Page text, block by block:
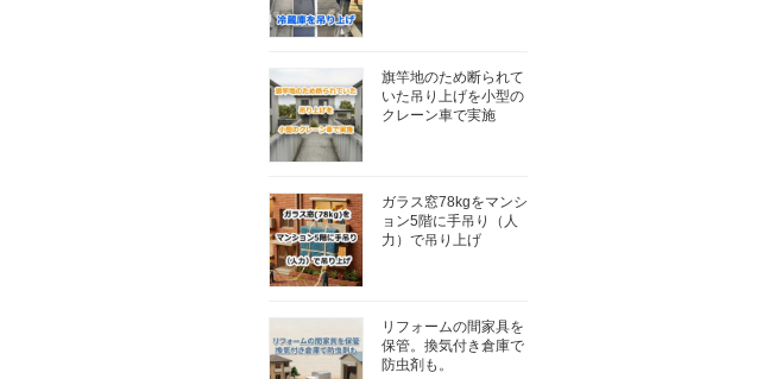
旗竿地のため断られて
いた吊り上げを小型の
クレーン車で実施
ガラス窓78kgをマンシ
ョン5階に手吊り（人
力）で吊り上げ
リフォームの間家具を
保管。換気付き倉庫で
防虫剤も。